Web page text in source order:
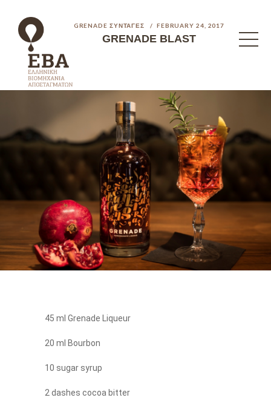
GRENADE ΣΥΝΤΑΓΈΣ FEBRUARY 24, 2017
GRENADE BLAST
45 ml Grenade Liqueur
20 ml Bourbon
10 sugar syrup
2 dashes cocoa bitter